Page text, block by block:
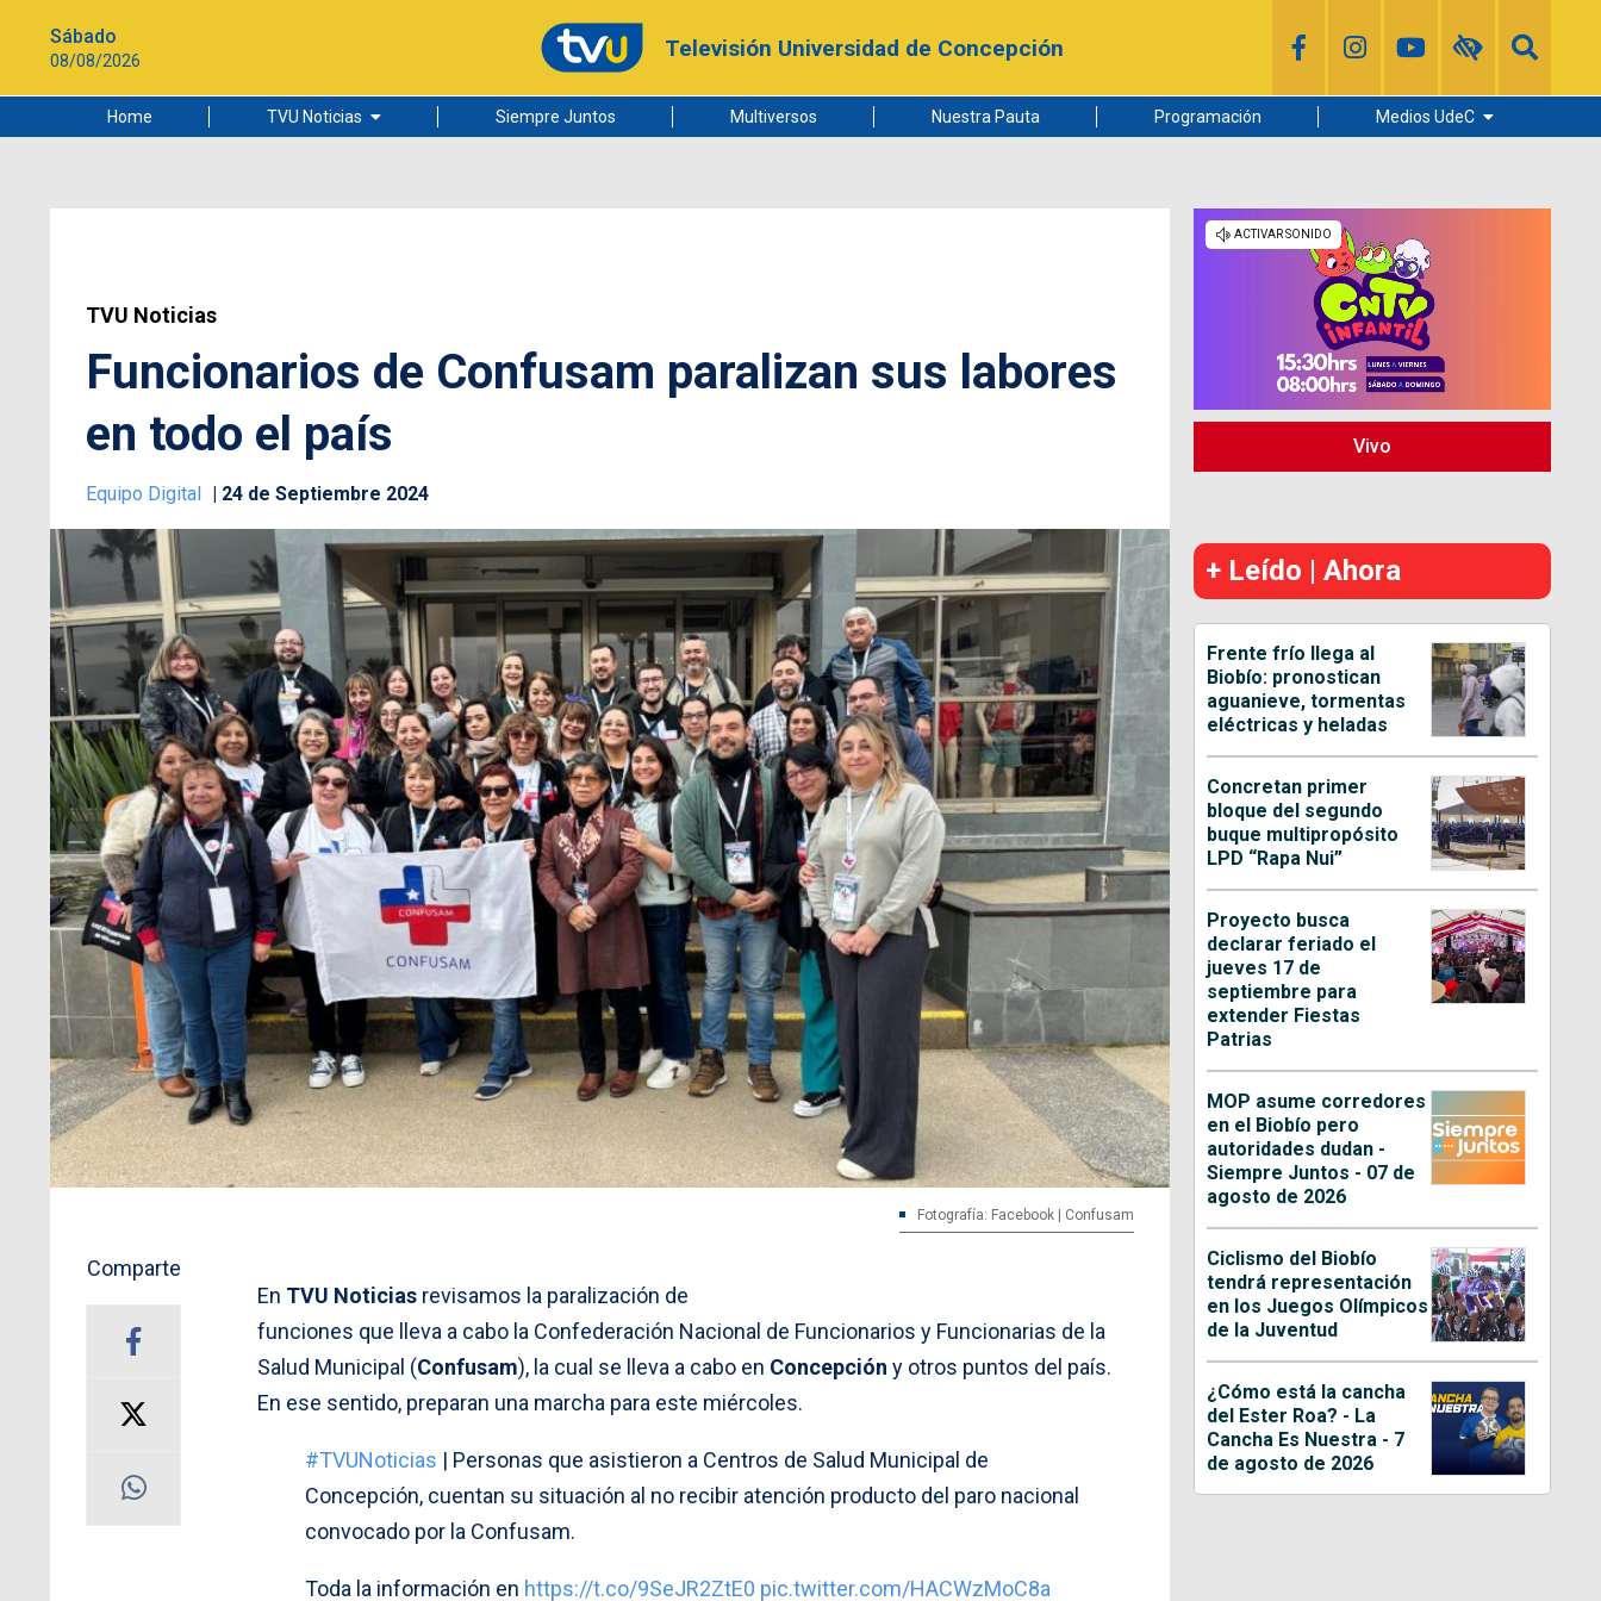
Sábado
08/08/2026 Televisión Universidad de Concepción
Home TVU Noticias
Ciudad
Siempre Juntos Multiversos Nuestra Pauta Programación Medios UdeC
Radio UdeC
Noticias UdeC
La Discusión
TVU Noticias
Funcionarios de Confusam paralizan sus labores
en todo el país
Equipo Digital 24 de Septiembre 2024
Fotografía: Facebook | Confusam
Comparte
En TVU Noticias revisamos la paralización de
funciones que lleva a cabo la Confederación Nacional de Funcionarios y Funcionarias de la
Salud Municipal (Confusam), la cual se lleva a cabo en Concepción y otros puntos del país.
En ese sentido, preparan una marcha para este miércoles.
#TVUNoticias | Personas que asistieron a Centros de Salud Municipal de
Concepción, cuentan su situación al no recibir atención producto del paro nacional
convocado por la Confusam.
Toda la información en https://t.co/9SeJR2ZtE0 pic.twitter.com/HACWzMoC8a
Vivo
+ Leído | Ahora
Frente frío llega al
Biobío: pronostican
aguanieve, tormentas
eléctricas y heladas
Concretan primer
bloque del segundo
buque multipropósito
LPD “Rapa Nui”
Proyecto busca
declarar feriado el
jueves 17 de
septiembre para
extender Fiestas
Patrias
MOP asume corredores
en el Biobío pero
autoridades dudan -
Siempre Juntos - 07 de
agosto de 2026
Ciclismo del Biobío
tendrá representación
en los Juegos Olímpicos
de la Juventud
¿Cómo está la cancha
del Ester Roa? - La
Cancha Es Nuestra - 7
de agosto de 2026